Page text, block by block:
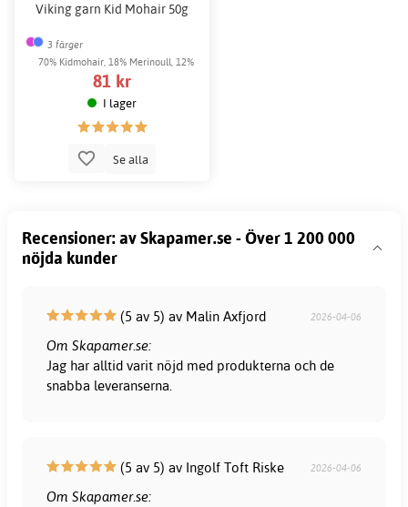
Viking garn Kid Mohair 50g
3 färger
70% Kidmohair, 18% Merinoull, 12%
Nylon
81 kr
I lager
Se alla
Recensioner: av Skapamer.se - Över 1 200 000
nöjda kunder
(5 av 5) av Malin Axfjord 2026-04-06
Om Skapamer.se:
Jag har alltid varit nöjd med produkterna och de
snabba leveranserna.
(5 av 5) av Ingolf Toft Riske 2026-04-06
Om Skapamer.se: